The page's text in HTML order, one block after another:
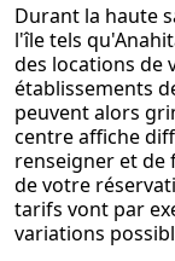
Durant la haute
l'île tels
des locations de
établissements
peuvent alors
centre affiche
renseigner et de
de votre
tarifs vont par
variations